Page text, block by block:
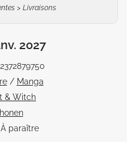
> Livraisons
2027
/ Manga
& Witch
À paraître